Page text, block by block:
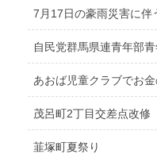
7月17日の豪雨災害に伴
自民党群馬県連青年部
あおば児童クラブでお
茂呂町2丁目交差点改修
韮塚町夏祭り